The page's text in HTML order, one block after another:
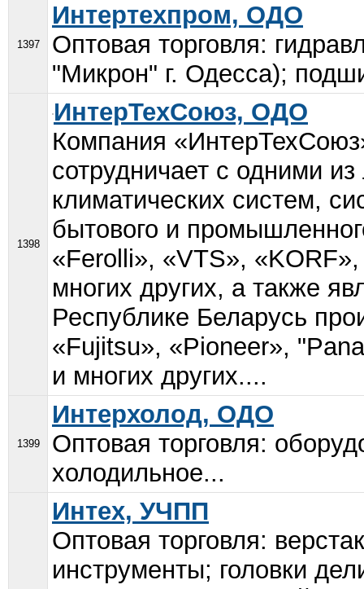
1397
Интертехпром, ОДО
Оптовая торговля:
"Микрон" г. Одесса);
1398
ИнтерТехСоюз, ОДО
Компания
сотрудничает с одними
климатических систем,
бытового и
«Ferolli», «VTS»,
многих других, а также
Республике Беларусь
«Fujitsu», «Pioneer»,
и многих других....
1399
Интерхолод, ОДО
Оптовая торговля:
холодильное...
Интех, УЧПП
Оптовая торговля:
инструменты; головки